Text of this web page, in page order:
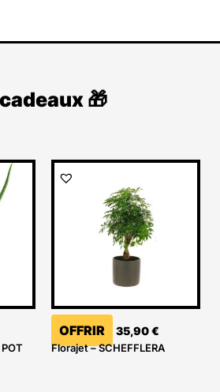
🎁
OFFRIR 35,90€
Florajet – SCHEFFLERA